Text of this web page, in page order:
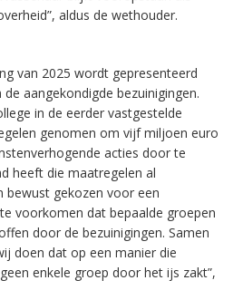
aldus de wethouder.
van 2025 wordt gepresenteerd
aangekondigde bezuinigingen.
in de eerder vastgestelde
genomen om vijf miljoen euro
acties door te
heeft die maatregelen al
bewust gekozen voor een
voorkomen dat bepaalde groepen
door de bezuinigingen. Samen
doen dat op een manier die
enkele groep door het ijs zakt”,